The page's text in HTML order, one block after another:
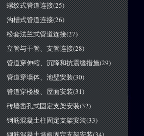
螺纹式管道连接(25)
沟槽式管道连接(26)
松套法兰式管道连接(27)
立管与干管、支管连接(28)
管道穿伸缩、沉降和抗震缝措施(29)
管道穿墙体、池壁安装(30)
管道穿楼板、屋面安装(31)
砖墙凿孔式固定支架安装(32)
钢筋混凝土柱固定支架安装(33)